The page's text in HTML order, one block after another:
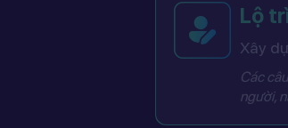
Lộ
Xây
Các
người,